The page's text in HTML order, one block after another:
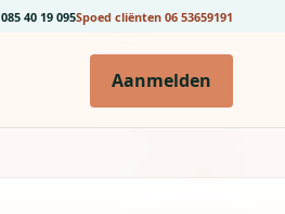
085 40 19 095Spoed cliënten 06 53659191
Aanmelden